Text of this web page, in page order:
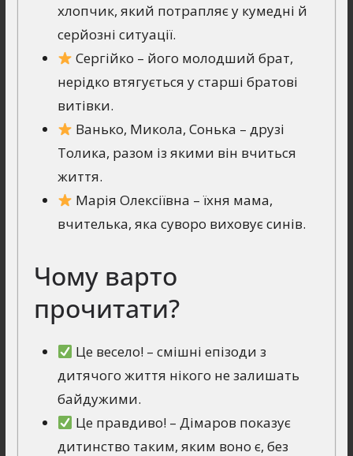
хлопчик, який потрапляє у кумедні й
серйозні ситуації.
Сергійко – його молодший брат,
нерідко втягується у старші братові
витівки.
Ванько, Микола, Сонька – друзі
Толика, разом із якими він вчиться
життя.
Марія Олексіївна – їхня мама,
вчителька, яка суворо виховує синів.
Чому варто
прочитати?
Це весело! – смішні епізоди з
дитячого життя нікого не залишать
байдужими.
Це правдиво! – Дімаров показує
дитинство таким, яким воно є, без